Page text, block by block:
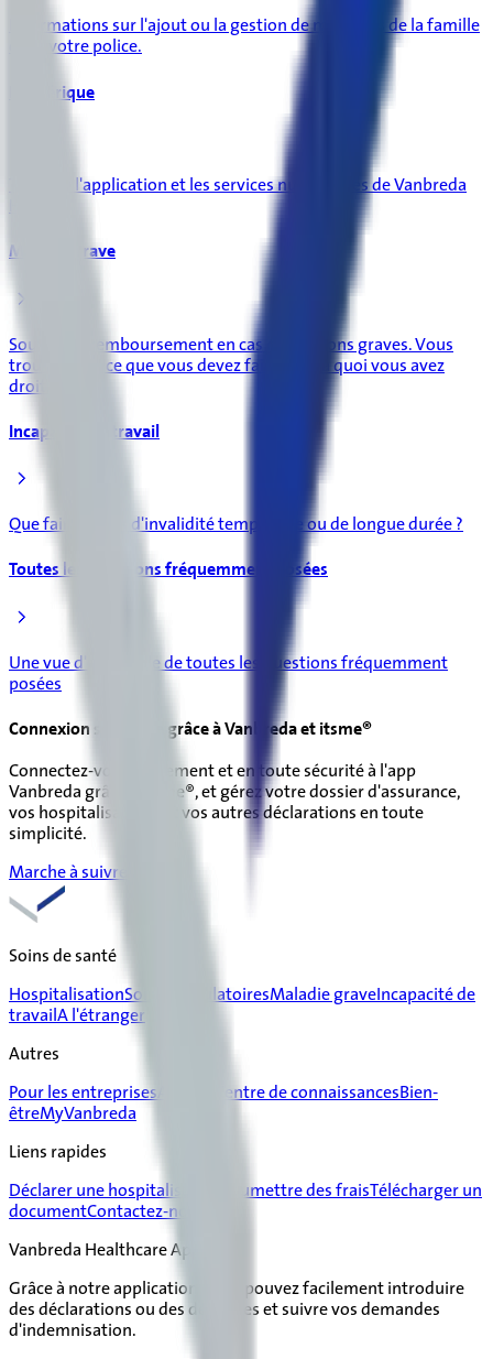
Informations sur l'ajout ou la gestion de membres de la famille
dans votre police.
Numérique
Tout sur l'application et les services numériques de Vanbreda
Maladie grave
Soutien et remboursement en cas d'affections graves. Vous
trouverez ici ce que vous devez faire et ce à quoi vous avez
droit.
Incapacité de travail
Que faire en cas d'invalidité temporaire ou de longue durée ?
Toutes les questions fréquemment posées
Une vue d'ensemble de toutes les questions fréquemment
posées
Connexion sécurisée grâce à Vanbreda et itsme®
Connectez-vous facilement et en toute sécurité à l'app
Vanbreda grâce à itsme®, et gérez votre dossier d'assurance,
vos hospitalisations et vos autres déclarations en toute
simplicité.
Marche à suivre
Soins de santé
HospitalisationSoins ambulatoiresMaladie grave Incapacité de
travail A l'étranger
Autres
Pour les entreprises Centre de connaissancesBien-
êtreMyVanbreda
Liens rapides
Déclarer une hospitalisation Soumettre des fraisTélécharger un
documentContactez-nous
Vanbreda Healthcare App
Grâce à notre application, vous pouvez facilement introduire
des déclarations ou des dépenses et suivre vos demandes
d'indemnisation.